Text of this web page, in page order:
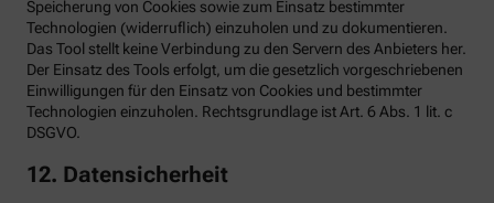
Speicherung von Cookies sowie zum Einsatz bestimmter
Technologien (widerruflich) einzuholen und zu dokumentieren.
Das Tool stellt keine Verbindung zu den Servern des Anbieters her.
Der Einsatz des Tools erfolgt, um die gesetzlich vorgeschriebenen
Einwilligungen für den Einsatz von Cookies und bestimmter
Technologien einzuholen. Rechtsgrundlage ist Art. 6 Abs. 1 lit. c
DSGVO.
12. Datensicherheit